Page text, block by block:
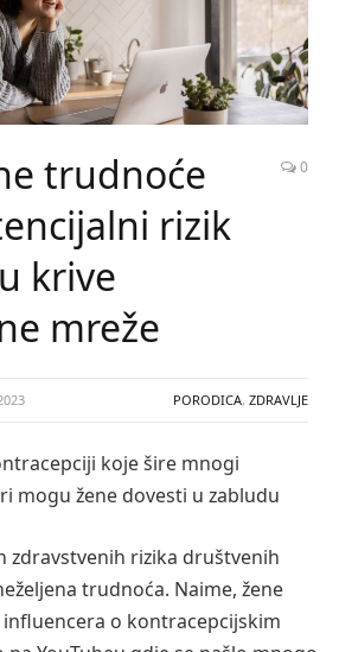
trudnoće
rizik
krive
mreže
0
PORODICA, ZDRAVLJE
koje šire mnogi
mogu žene dovesti u zabludu
zdravstvenih rizika društvenih
trudnoća. Naime, žene
influencera o kontracepcijskim